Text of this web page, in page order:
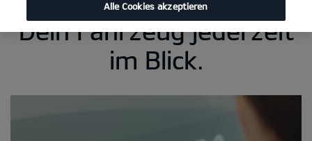
Alle Cookies akzeptieren